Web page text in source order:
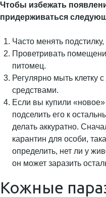
Чтобы избежать
придерживаться
Часто менять
Проветривать
питомец.
Регулярно мыть клетку
средствами.
Если вы купили
подселить его к
делать аккуратно.
карантин для особи,
определить, нет ли у
он может заразить
Кожные